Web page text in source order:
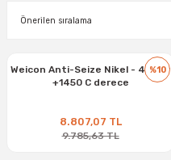
%10
Weicon Anti-Seize Nikel - 400 gr
+1450 C derece
8.807,07 TL
9.785,63 TL